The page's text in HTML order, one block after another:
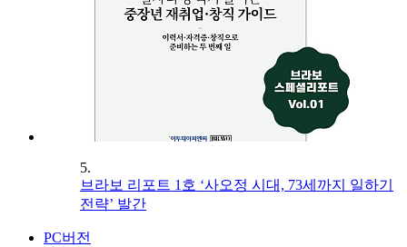
5.
브라보 리포트 1호 ‘사오정 시대, 73세까지 일하기
전략’ 발간
PC버전